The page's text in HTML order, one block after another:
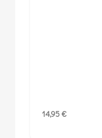
14,95 €